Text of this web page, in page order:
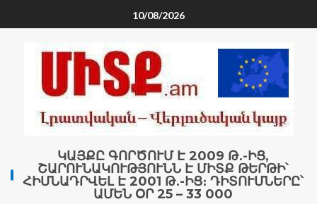
10/08/2026
ԿԱՅՔԸ ԳՈՐԾՈՒՄ Է 2009 Թ․-ԻՑ,
ՇԱՐՈՒՆԱԿՈՒԹՅՈՒՆՆ Է ՄԻՏՔ ԹԵՐԹԻ՝
ՀԻՄՆԱԴՐՎԵԼ Է 2001 Թ․-ԻՑ։ ԴԻՏՈՒՄՆԵՐԸ՝
ԱՄԵՆ ՕՐ 25 – 33 000